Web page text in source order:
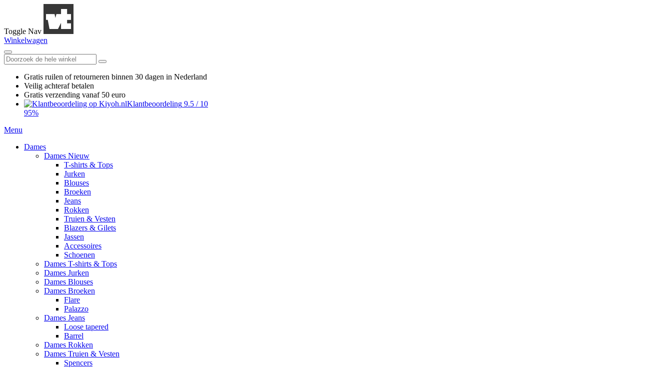
Toggle Nav
Winkelwagen
Gratis ruilen of retourneren binnen 30 dagen in Nederland
Veilig achteraf betalen
Gratis verzending vanaf 50 euro
Klantbeoordeling 9.5 / 10
95%
Menu
Dames
Dames Nieuw
T-shirts & Tops
Jurken
Blouses
Broeken
Jeans
Rokken
Truien & Vesten
Blazers & Gilets
Jassen
Accessoires
Schoenen
Dames T-shirts & Tops
Dames Jurken
Dames Blouses
Dames Broeken
Flare
Palazzo
Dames Jeans
Loose tapered
Barrel
Dames Rokken
Dames Truien & Vesten
Spencers